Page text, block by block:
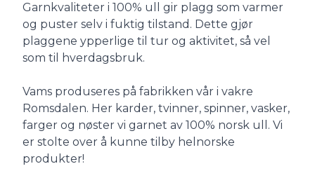
Garnkvaliteter i 100% ull gir plagg som varmer
og puster selv i fuktig tilstand. Dette gjør
plaggene ypperlige til tur og aktivitet, så vel
som til hverdagsbruk.
Vams produseres på fabrikken vår i vakre
Romsdalen. Her karder, tvinner, spinner, vasker,
farger og nøster vi garnet av 100% norsk ull. Vi
er stolte over å kunne tilby helnorske
produkter!